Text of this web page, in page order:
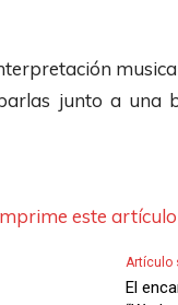
junto a
este artículo
Artículo
El